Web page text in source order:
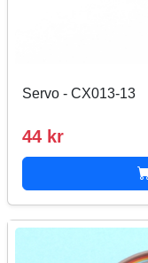
Servo - CX013-13
44 kr